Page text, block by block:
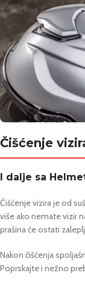
Čišćenje
I dalje sa
Čišćenje vizira je od
više ako nemate vizir
prašina će ostati
Nakon čišćenja
Poprskajte i nežno